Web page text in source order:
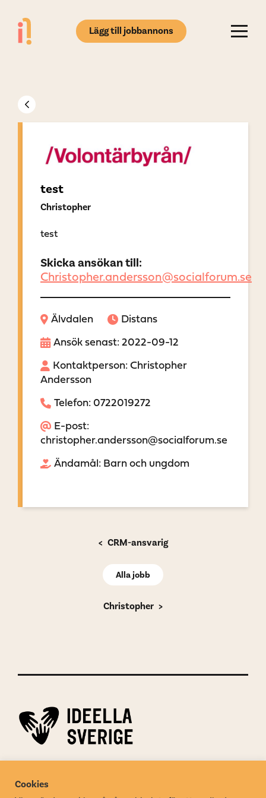
Lägg till jobbannons
test
Christopher
test
Skicka ansökan till:
Christopher.andersson@socialforum.se
Älvdalen Distans
Ansök senast: 2022-09-12
Kontaktperson: Christopher
Andersson
Telefon: 0722019272
E-post:
christopher.andersson@socialforum.se
Ändamål: Barn och ungdom
CRM-ansvarig
Alla jobb
Christopher
Organisationsnummer: 802018-0488
Cookies